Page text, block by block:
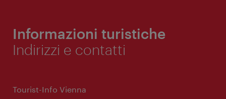
Informazioni turistiche
Indirizzi e contatti
Tourist-Info Vienna